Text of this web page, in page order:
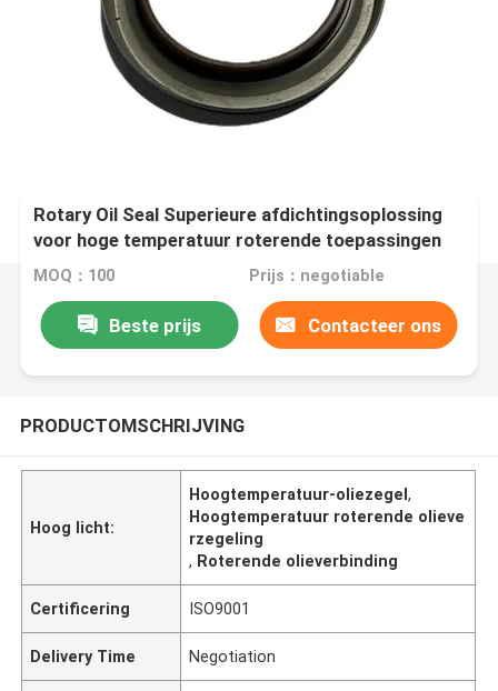
Rotary Oil Seal Superieure afdichtingsoplossing
voor hoge temperatuur roterende toepassingen
MOQ：100 Prijs：negotiable
Beste prijs Contacteer ons
PRODUCTOMSCHRIJVING
Hoog licht:
Hoogtemperatuur-oliezegel,
Hoogtemperatuur roterende olieve
rzegeling
, Roterende olieverbinding
Certificering ISO9001
Delivery Time Negotiation